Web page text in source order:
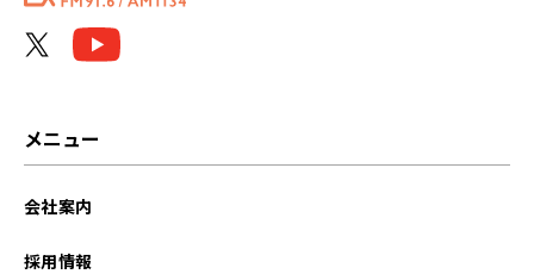
メニュー
会社案内
採用情報